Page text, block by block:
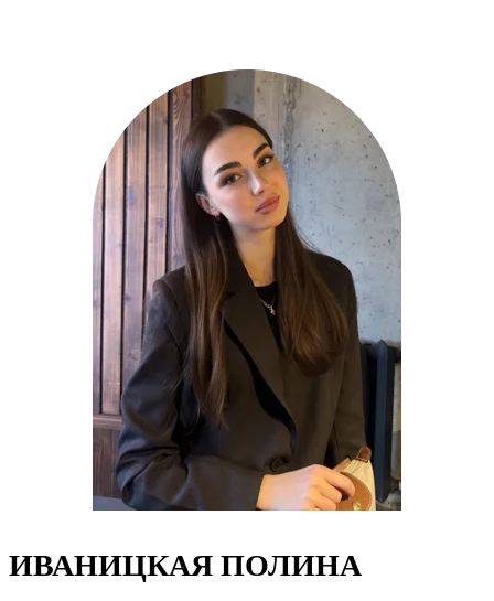
ИВАНИЦКАЯ ПОЛИНА